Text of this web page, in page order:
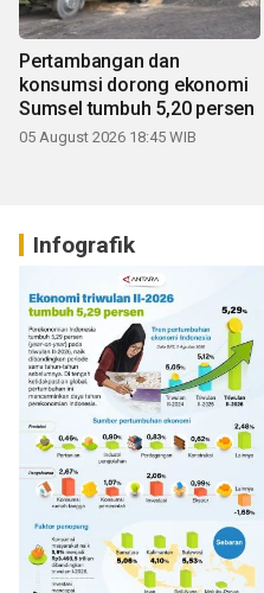
Pertambangan dan
konsumsi dorong ekonomi
Sumsel tumbuh 5,20 persen
05 August 2026 18:45 WIB
Infografik